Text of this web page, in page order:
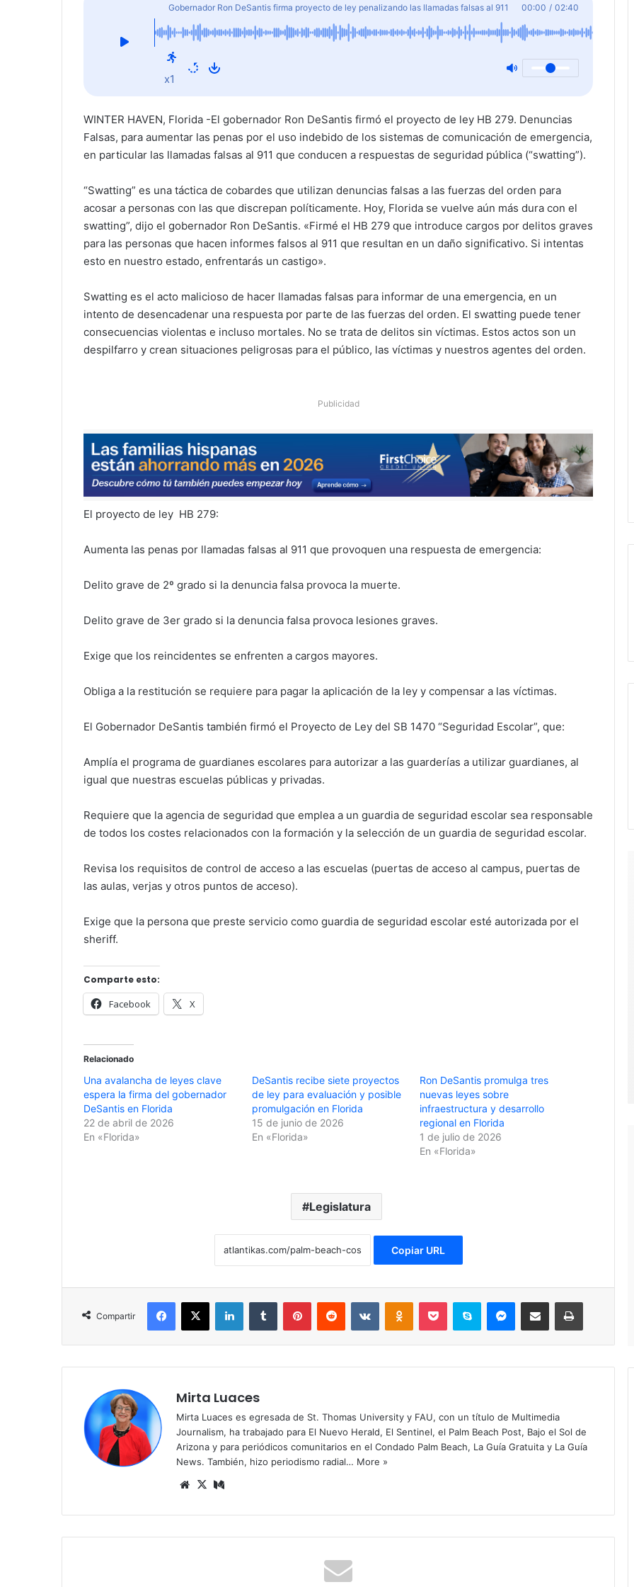
Gobernador Ron DeSantis firma proyecto de ley penalizando las llamadas falsas al 911 00:00 / 02:40
x1
WINTER HAVEN, Florida -El gobernador Ron DeSantis firmó el proyecto de ley HB 279. Denuncias
Falsas, para aumentar las penas por el uso indebido de los sistemas de comunicación de emergencia,
en particular las llamadas falsas al 911 que conducen a respuestas de seguridad pública (“swatting”).
“Swatting” es una táctica de cobardes que utilizan denuncias falsas a las fuerzas del orden para
acosar a personas con las que discrepan políticamente. Hoy, Florida se vuelve aún más dura con el
swatting”, dijo el gobernador Ron DeSantis. «Firmé el HB 279 que introduce cargos por delitos graves
para las personas que hacen informes falsos al 911 que resultan en un daño significativo. Si intentas
esto en nuestro estado, enfrentarás un castigo».
Swatting es el acto malicioso de hacer llamadas falsas para informar de una emergencia, en un
intento de desencadenar una respuesta por parte de las fuerzas del orden. El swatting puede tener
consecuencias violentas e incluso mortales. No se trata de delitos sin víctimas. Estos actos son un
despilfarro y crean situaciones peligrosas para el público, las víctimas y nuestros agentes del orden.
Publicidad
El proyecto de ley HB 279:
Aumenta las penas por llamadas falsas al 911 que provoquen una respuesta de emergencia:
Delito grave de 2º grado si la denuncia falsa provoca la muerte.
Delito grave de 3er grado si la denuncia falsa provoca lesiones graves.
Exige que los reincidentes se enfrenten a cargos mayores.
Obliga a la restitución se requiere para pagar la aplicación de la ley y compensar a las víctimas.
El Gobernador DeSantis también firmó el Proyecto de Ley del SB 1470 “Seguridad Escolar”, que:
Amplía el programa de guardianes escolares para autorizar a las guarderías a utilizar guardianes, al
igual que nuestras escuelas públicas y privadas.
Requiere que la agencia de seguridad que emplea a un guardia de seguridad escolar sea responsable
de todos los costes relacionados con la formación y la selección de un guardia de seguridad escolar.
Revisa los requisitos de control de acceso a las escuelas (puertas de acceso al campus, puertas de
las aulas, verjas y otros puntos de acceso).
Exige que la persona que preste servicio como guardia de seguridad escolar esté autorizada por el
sheriff.
Comparte esto:
Facebook X
Relacionado
Una avalancha de leyes clave
espera la firma del gobernador
DeSantis en Florida
22 de abril de 2026
En «Florida»
DeSantis recibe siete proyectos
de ley para evaluación y posible
promulgación en Florida
15 de junio de 2026
En «Florida»
Ron DeSantis promulga tres
nuevas leyes sobre
infraestructura y desarrollo
regional en Florida
1 de julio de 2026
En «Florida»
Legislatura
Copiar URL
Compartir
Mirta Luaces
Mirta Luaces es egresada de St. Thomas University y FAU, con un título de Multimedia
Journalism, ha trabajado para El Nuevo Herald, El Sentinel, el Palm Beach Post, Bajo el Sol de
Arizona y para periódicos comunitarios en el Condado Palm Beach, La Guía Gratuita y La Guía
News. También, hizo periodismo radial… More »
Siti
we
b
X
m